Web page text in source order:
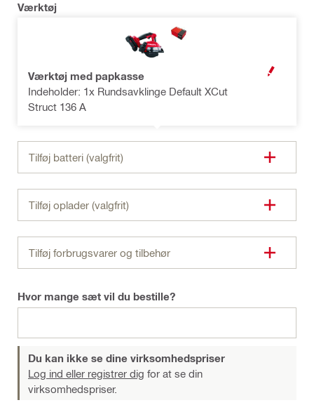
Værktøj
Værktøj med papkasse
Indeholder: 1x Rundsavklinge Default XCut
Struct 136 A
OPEN MODAL
Tilføj batteri (valgfrit)
Tilføj oplader (valgfrit)
Tilføj forbrugsvarer og tilbehør
Hvor mange sæt vil du bestille?
Du kan ikke se dine virksomhedspriser
Log ind eller registrer dig for at se din
virksomhedspriser.